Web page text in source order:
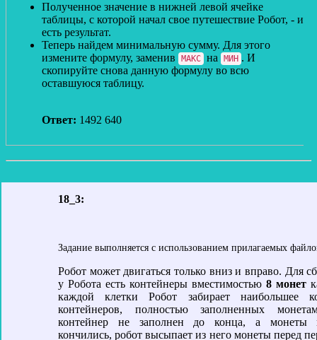
Полученное значение в нижней левой ячейке
таблицы, с которой начал свое путешествие Робот, - и
есть результат.
Теперь найдем минимальную сумму. Для этого
измените формулу, заменив
МАКС на МИН . И
скопируйте снова данную формулу во всю
оставшуюся таблицу.
Ответ: 1492 640
18_3:
Задание выполняется с использованием прилагаемых
Робот может двигаться только вниз и вправо. Для
у Робота есть контейнеры вместимостью 8 монет
каждой клетки Робот забирает наибольшее
контейнеров, полностью заполненных
контейнер не заполнен до конца, а монеты
кончились, робот высыпает из него монеты перед